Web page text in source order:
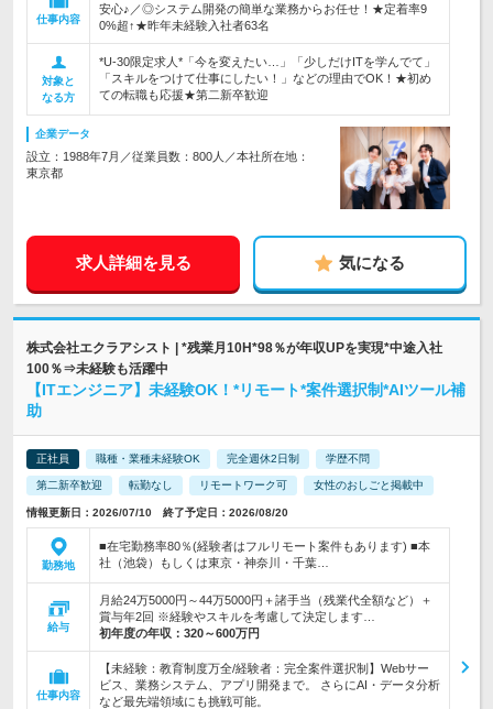
仕事内容
安心♪／◎システム開発の簡単な業務からお任せ！★定着率9
0%超↑★昨年未経験入社者63名
対象と
なる方
*U-30限定求人*「今を変えたい…」「少しだけITを学んでて」
「スキルをつけて仕事にしたい！」などの理由でOK！★初め
ての転職も応援★第二新卒歓迎
企業データ
設立：1988年7月／従業員数：800人／本社所在地：
東京都
求人詳細を見る 気になる
株式会社エクラアシスト | *残業月10H*98％が年収UPを実現*中途入社
100％⇒未経験も活躍中
【ITエンジニア】未経験OK！*リモート*案件選択制*AIツール補
助
正社員 職種・業種未経験OK 完全週休2日制 学歴不問
第二新卒歓迎 転勤なし リモートワーク可 女性のおしごと掲載中
情報更新日：2026/07/10 終了予定日：2026/08/20
勤務地
■在宅勤務率80％(経験者はフルリモート案件もあります) ■本
社（池袋）もしくは東京・神奈川・千葉…
給与
月給24万5000円～44万5000円＋諸手当（残業代全額など）＋
賞与年2回 ※経験やスキルを考慮して決定します…
初年度の年収： 320～600万円
仕事内容
【未経験：教育制度万全/経験者：完全案件選択制】Webサー
ビス、業務システム、アプリ開発まで。 さらにAI・データ分析
など最先端領域にも挑戦可能。